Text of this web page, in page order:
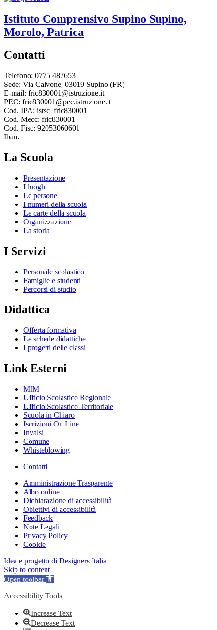
Istituto Comprensivo Supino Supino,
Morolo, Patrica
Contatti
Telefono: 0775 487653
Sede: Via Calvone, 03019 Supino (FR)
E-mail: fric830001@istruzione.it
PEC: fric830001@pec.istruzione.it
Cod. IPA: istsc_fric830001
Cod. Mecc: fric830001
Cod. Fisc: 92053060601
Iban:
La Scuola
Presentazione
I luoghi
Le persone
I numeri della scuola
Le carte della scuola
Organizzazione
La storia
I Servizi
Personale scolastico
Famiglie e studenti
Percorsi di studio
Didattica
Offerta formativa
Le schede didattiche
I progetti delle classi
Link Esterni
MIM
Ufficio Scolastico Regionale
Ufficio Scolastico Territoriale
Scuola in Chiaro
Iscrizioni On Line
Invalsi
Comune
Whisteblowing
Contatti
Amministrazione Trasparente
Albo online
Dichiarazione di accessibilità
Obiettivi di accessibilità
Feedback
Note Legali
Privacy Policy
Cookie
Idea e progetto di Designers Italia
Skip to content
Open toolbar
Accessibility Tools
Increase Text
Decrease Text